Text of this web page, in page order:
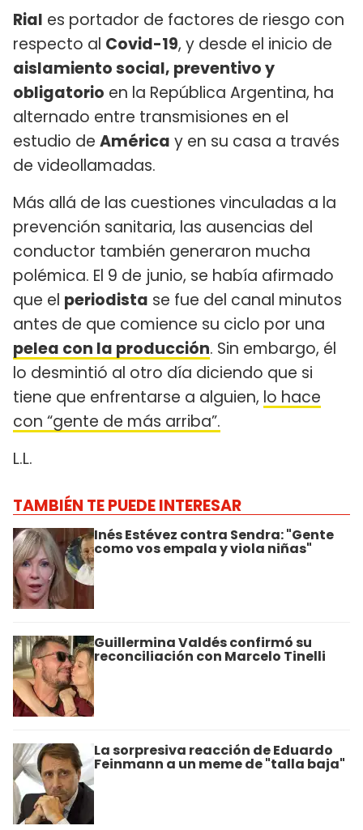
Rial es portador de factores de riesgo con
respecto al Covid-19, y desde el inicio de
aislamiento social, preventivo y
obligatorio en la República Argentina, ha
alternado entre transmisiones en el
estudio de América y en su casa a través
de videollamadas.
Más allá de las cuestiones vinculadas a la
prevención sanitaria, las ausencias del
conductor también generaron mucha
polémica. El 9 de junio, se había afirmado
que el periodista se fue del canal minutos
antes de que comience su ciclo por una
pelea con la producción. Sin embargo, él
lo desmintió al otro día diciendo que si
tiene que enfrentarse a alguien, lo hace
con “gente de más arriba”.
L.L.
TAMBIÉN TE PUEDE INTERESAR
Inés Estévez contra Sendra: "Gente
como vos empala y viola niñas"
Guillermina Valdés confirmó su
reconciliación con Marcelo Tinelli
La sorpresiva reacción de Eduardo
Feinmann a un meme de "talla baja"